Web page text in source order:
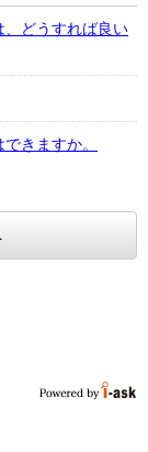
、どうすれば良い
きますか。